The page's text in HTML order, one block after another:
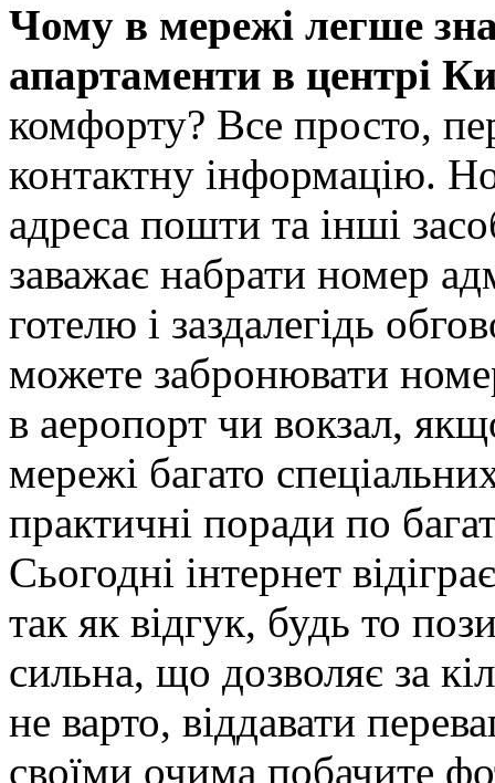
Чому в мережі легше
апартаменти в центрі
комфорту? Все просто,
контактну інформацію.
адреса пошти та інші
заважає набрати номер
готелю і заздалегідь
можете забронювати
в аеропорт чи вокзал,
мережі багато
практичні поради по
Сьогодні інтернет
так як відгук, будь то
сильна, що дозволяє за
не варто, віддавати
своїми очима побачите